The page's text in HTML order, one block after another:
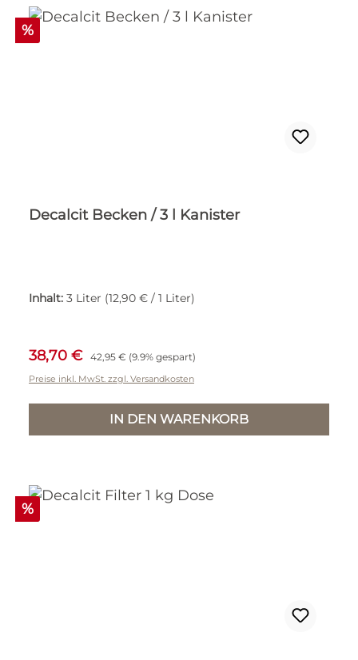
Rabatt
%
Decalcit Becken / 3 l Kanister
Inhalt: 3 Liter (12,90 € / 1 Liter)
Verkaufspreis:
38,70 € Regulärer Preis:
42,95 € (9.9% gespart)
Preise inkl. MwSt. zzgl. Versandkosten
IN DEN WARENKORB
Rabatt
%